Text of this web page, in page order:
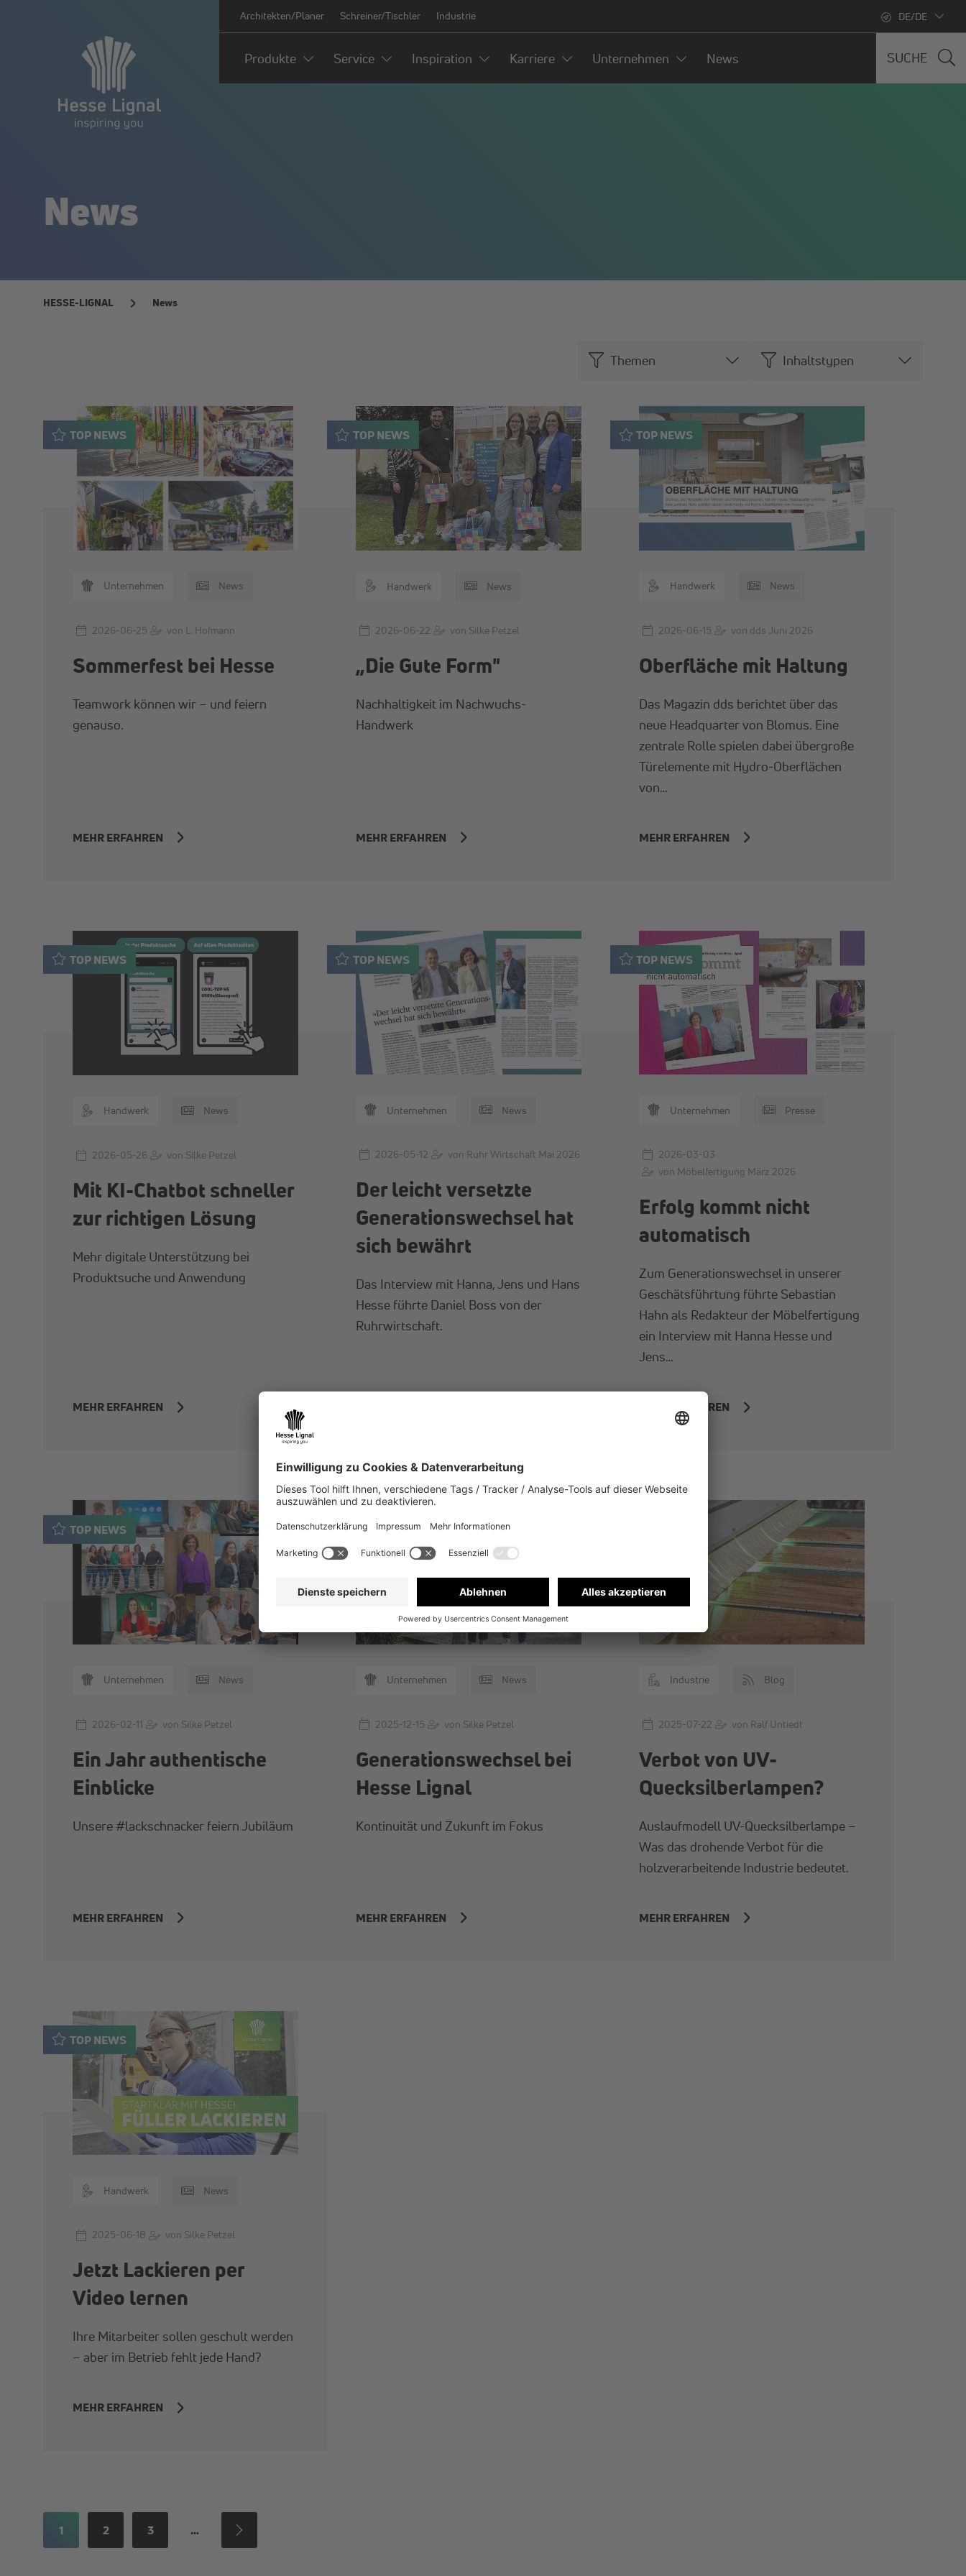
Architekten/Planer Schreiner/Tischler Industrie DE/DE
Produkte Service Inspiration Karriere Unternehmen News SUCHE
News
HESSE-LIGNAL News
Themen Inhaltstypen
TOP NEWS
Unternehmen News
2026-06-25 von L. Hofmann
Sommerfest bei Hesse
Teamwork können wir – und feiern
genauso.
MEHR ERFAHREN
TOP NEWS
Handwerk News
2026-06-22 von Silke Petzel
„Die Gute Form"
Nachhaltigkeit im Nachwuchs-
Handwerk
MEHR ERFAHREN
TOP NEWS
Handwerk News
2026-06-15 von dds Juni 2026
Oberfläche mit Haltung
Das Magazin dds berichtet über das
neue Headquarter von Blomus. Eine
zentrale Rolle spielen dabei übergroße
Türelemente mit Hydro-Oberflächen
von…
MEHR ERFAHREN
TOP NEWS
Handwerk News
2026-05-26 von Silke Petzel
Mit KI-Chatbot schneller
zur richtigen Lösung
Mehr digitale Unterstützung bei
Produktsuche und Anwendung
MEHR ERFAHREN
TOP NEWS
Unternehmen News
2026-05-12 von Ruhr Wirtschaft Mai 2026
Der leicht versetzte
Generationswechsel hat
sich bewährt
Das Interview mit Hanna, Jens und Hans
Hesse führte Daniel Boss von der
Ruhrwirtschaft.
TOP NEWS
Unternehmen Presse
2026-03-03
von Möbelfertigung März 2026
Erfolg kommt nicht
automatisch
Zum Generationswechsel in unserer
Geschätsführtung führte Sebastian
Hahn als Redakteur der Möbelfertigung
ein Interview mit Hanna Hesse und
Jens…
MEHR ERFAHREN
TOP NEWS
Unternehmen News
2026-02-11 von Silke Petzel
Ein Jahr authentische
Einblicke
Unsere #lackschnacker feiern Jubiläum
MEHR ERFAHREN
TOP NEWS
Unternehmen News
2025-12-15 von Silke Petzel
Generationswechsel bei
Hesse Lignal
Kontinuität und Zukunft im Fokus
MEHR ERFAHREN
Industrie Blog
2025-07-22 von Ralf Untiedt
Verbot von UV-
Quecksilberlampen?
Auslaufmodell UV-Quecksilberlampe –
Was das drohende Verbot für die
holzverarbeitende Industrie bedeutet.
MEHR ERFAHREN
TOP NEWS
Handwerk News
2025-06-18 von Silke Petzel
Jetzt Lackieren per
Video lernen
Ihre Mitarbeiter sollen geschult werden
– aber im Betrieb fehlt jede Hand?
MEHR ERFAHREN
1 2 3 …